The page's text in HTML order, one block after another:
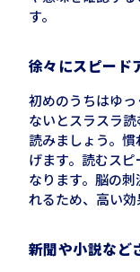
す。
徐々にスピード
初めのうちはゆ
ないとスラスラ
読みましょう。
げます。読むス
なります。脳の
れるため、高い効
新聞や小説など